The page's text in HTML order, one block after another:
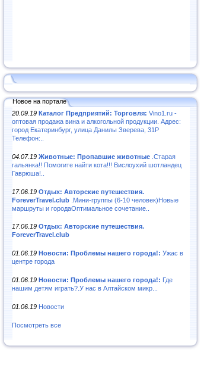
Новое на портале
20.09.19 Каталог Предприятий: Торговля: Vino1.ru -
оптовая продажа вина и алкогольной продукции. Адрес:
город Екатеринбург, улица Данилы Зверева, 31Р
Телефон:..
04.07.19 Животные: Пропавшие животные .Старая
гальянка!! Помогите найти кота!!! Вислоухий шотландец
Гаврюша!..
17.06.19 Отдых: Авторские путешествия.
ForeverTravel.club .Мини-группы (6-10 человек)Новые
маршруты и городаОптимальное сочетание..
17.06.19 Отдых: Авторские путешествия.
ForeverTravel.club
01.06.19 Новости: Проблемы нашего города!: Ужас в
центре города
01.06.19 Новости: Проблемы нашего города!: Где
нашим детям играть?.У нас в Алтайском микр...
01.06.19 Новости
Посмотреть все